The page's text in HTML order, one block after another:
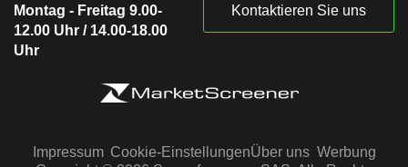
Montag - Freitag 9.00-
12.00 Uhr / 14.00-18.00
Uhr
Kontaktieren Sie uns
Impressum Cookie-EinstellungenÜber uns Werbung